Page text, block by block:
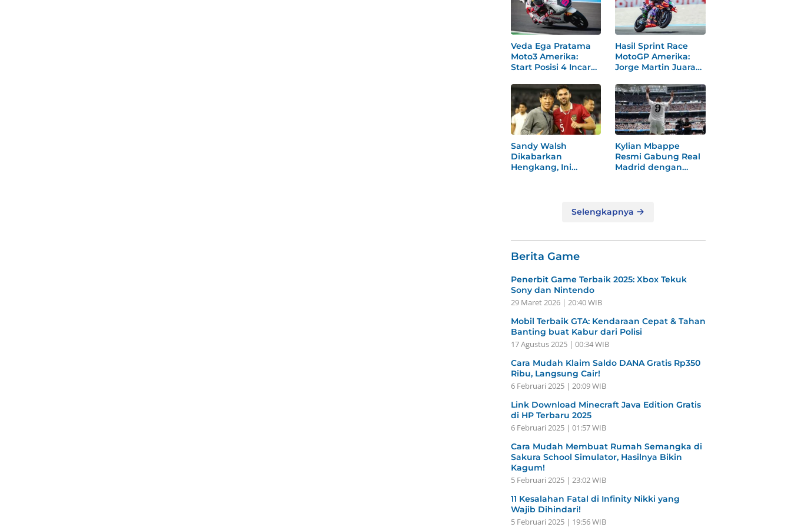
Veda Ega Pratama
Moto3 Amerika:
Start Posisi 4 Incar
Hasil Sprint Race
MotoGP Amerika:
Jorge Martin Juara
Sandy Walsh
Dikabarkan
Hengkang, Ini
Kylian Mbappe
Resmi Gabung Real
Madrid dengan
Selengkapnya
Berita Game
Penerbit Game Terbaik 2025: Xbox Tekuk
Sony dan Nintendo
29 Maret 2026 | 20:40 WIB
Mobil Terbaik GTA: Kendaraan Cepat & Tahan
Banting buat Kabur dari Polisi
17 Agustus 2025 | 00:34 WIB
Cara Mudah Klaim Saldo DANA Gratis Rp350
Ribu, Langsung Cair!
6 Februari 2025 | 20:09 WIB
Link Download Minecraft Java Edition Gratis
di HP Terbaru 2025
6 Februari 2025 | 01:57 WIB
Cara Mudah Membuat Rumah Semangka di
Sakura School Simulator, Hasilnya Bikin
Kagum!
5 Februari 2025 | 23:02 WIB
11 Kesalahan Fatal di Infinity Nikki yang
Wajib Dihindari!
5 Februari 2025 | 19:56 WIB